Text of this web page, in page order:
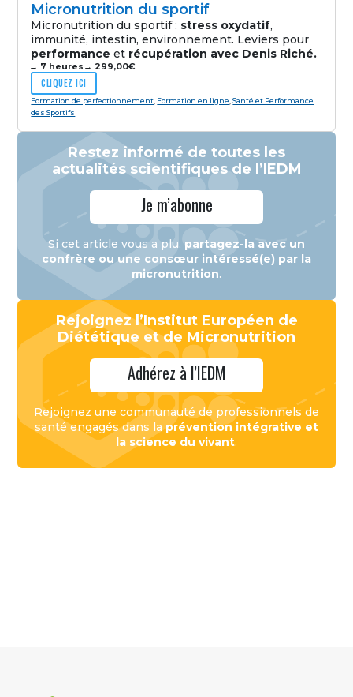
Micronutrition du sportif
Micronutrition du sportif : stress oxydatif,
immunité, intestin, environnement. Leviers pour
performance et récupération avec Denis Riché.
→ 7 heures → 299,00€
CLIQUEZ ICI
Formation de perfectionnement Formation en ligne ,Santé et Performance
des Sportifs
Restez informé de toutes les
actualités scientifiques de l’IEDM
Je m’abonne
Si cet article vous a plu, partagez-la avec un
confrère ou une consœur intéressé(e) par la
micronutrition.
Rejoignez l’Institut Européen de
Diététique et de Micronutrition
Adhérez à l’IEDM
Rejoignez une communauté de professionnels de
santé engagés dans laprévention intégrative et
la science du vivant.